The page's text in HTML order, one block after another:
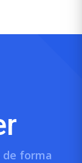
de forma